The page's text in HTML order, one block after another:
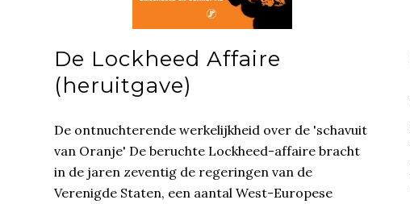
De Lockheed Affaire
(heruitgave)
De ontnuchterende werkelijkheid over de 'schavuit
van Oranje' De beruchte Lockheed-affaire bracht
in de jaren zeventig de regeringen van de
Verenigde Staten, een aantal West-Europese